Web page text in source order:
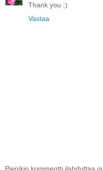
Thank you :)
Vastaa